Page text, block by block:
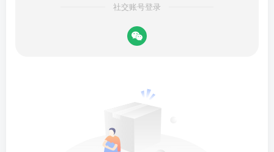
社交账号登录